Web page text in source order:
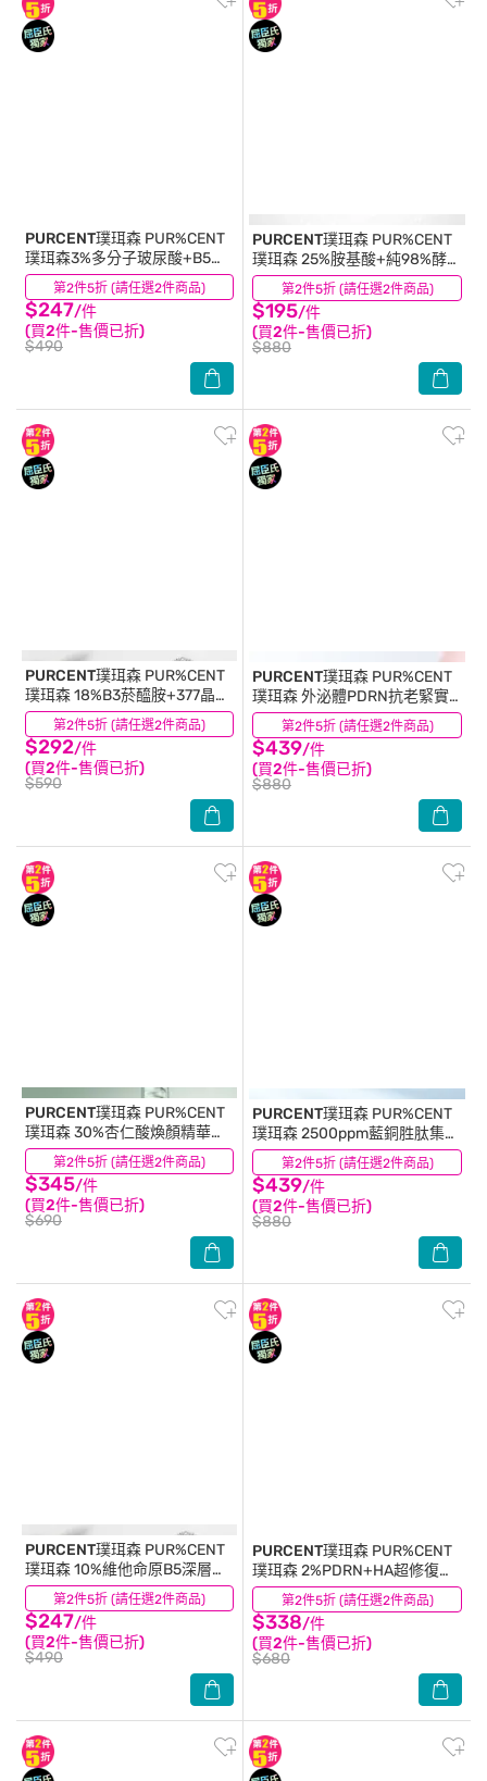
第2件5折 (請任選2件商品)
PURCENT璞珥森 PUR%CENT
璞珥森3%多分子玻尿酸+B5高
效保濕修護精華30ml
$247/件
(買2件-售價已折)
$490
(7) 第2件5折 (請任選2件商品)
PURCENT璞珥森 PUR%CENT
璞珥森 25%胺基酸+純98%酵母
青春潔顏露150ml
$195/件
(買2件-售價已折)
$880
(17)
第2件5折 (請任選2件商品)
PURCENT璞珥森 PUR%CENT
璞珥森 18%B3菸醯胺+377晶透
光感精華30ml
$292/件
(買2件-售價已折)
$590
(0) 第2件5折 (請任選2件商品)
PURCENT璞珥森 PUR%CENT
璞珥森 外泌體PDRN抗老緊實
修復精華20ml
$439/件
(買2件-售價已折)
$880
(0)
第2件5折 (請任選2件商品)
PURCENT璞珥森 PUR%CENT
璞珥森 30%杏仁酸煥顏精華
30ml
$345/件
(買2件-售價已折)
$690
(1) 第2件5折 (請任選2件商品)
PURCENT璞珥森 PUR%CENT
璞珥森 2500ppm藍銅胜肽集中
緊緻精華15ml
$439/件
(買2件-售價已折)
$880
(0)
第2件5折 (請任選2件商品)
PURCENT璞珥森 PUR%CENT
璞珥森 10%維他命原B5深層修
復舒緩精華30ml
$247/件
(買2件-售價已折)
$490
(1) 第2件5折 (請任選2件商品)
PURCENT璞珥森 PUR%CENT
璞珥森 2%PDRN+HA超修復水
光亮澤精華15ml
$338/件
(買2件-售價已折)
$680
(0)